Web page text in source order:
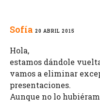
Sofía 20 ABRIL 2015
Hola,
estamos dándole
vamos a eliminar
presentaciones.
Aunque no lo